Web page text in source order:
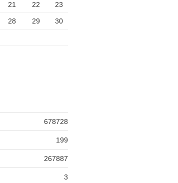
21 22 23
28 29 30
678728
199
267887
3